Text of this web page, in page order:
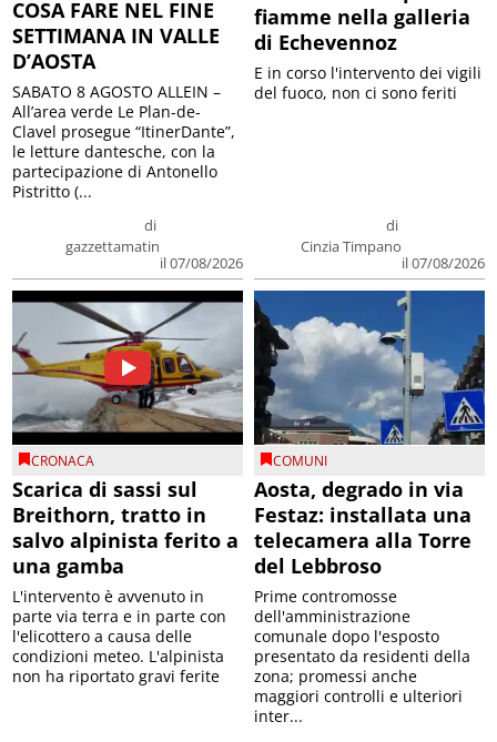
COSA FARE NEL FINE
SETTIMANA IN VALLE
D’AOSTA
di
gazzettamatin
il 07/08/2026
SABATO 8 AGOSTO ALLEIN –
All’area verde Le Plan-de-
Clavel prosegue “ItinerDante”,
le letture dantesche, con la
partecipazione di Antonello
Pistritto (...
fiamme nella galleria
di Echevennoz
di
Cinzia Timpano
il 07/08/2026
E in corso l'intervento dei vigili
del fuoco, non ci sono feriti
CRONACA
Scarica di sassi sul
Breithorn, tratto in
salvo alpinista ferito a
una gamba
L'intervento è avvenuto in
parte via terra e in parte con
l'elicottero a causa delle
condizioni meteo. L'alpinista
non ha riportato gravi ferite
COMUNI
Aosta, degrado in via
Festaz: installata una
telecamera alla Torre
del Lebbroso
Prime contromosse
dell'amministrazione
comunale dopo l'esposto
presentato da residenti della
zona; promessi anche
maggiori controlli e ulteriori
inter...